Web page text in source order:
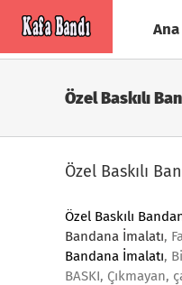
Özel Baskılı
Özel Baskılı
Özel Baskılı
Bandana İmalatı,
Bandana İmalatı,
BASKI, Çıkmayan,